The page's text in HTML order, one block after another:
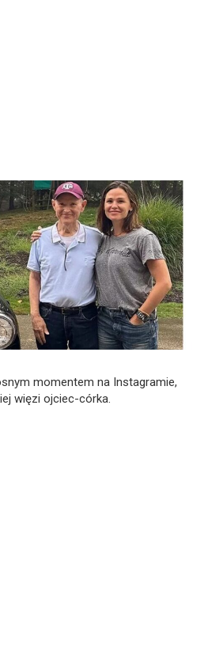
momentem na Instagramie,
więzi ojciec-córka.